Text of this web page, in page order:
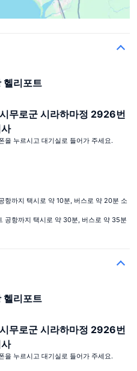
헬리포트
무로군 시라하마정 2926번
을 누르시고 대기실로 들어가 주세요.
항까지 택시로 약 10분, 버스로 약 20분 소
공항까지 택시로 약 30분, 버스로 약 35분
헬리포트
무로군 시라하마정 2926번
을 누르시고 대기실로 들어가 주세요.